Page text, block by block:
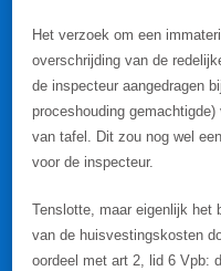
Het verzoek om een
overschrijding van de
de inspecteur aangedragen
proceshouding
van tafel. Dit zou nog wel
voor de inspecteur.
Tenslotte, maar eigenlijk het
van de huisvestingskosten
oordeel met art 2, lid 6 Vpb: